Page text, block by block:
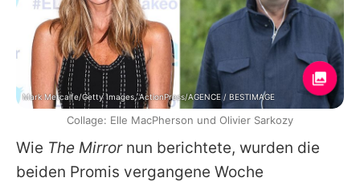
Wie The Mirrornun berichtete, wurden die
beiden Promis vergangene Woche
Mark Metcalfe/Getty Images, ActionPress/AGENCE / BESTIMAGE
Collage: Elle MacPherson und Olivier Sarkozy